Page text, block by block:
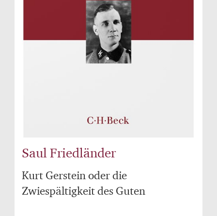
Saul Friedländer
Kurt Gerstein oder die
Zwiespältigkeit des Guten